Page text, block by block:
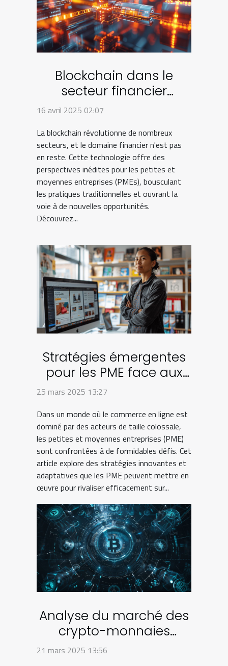
Blockchain dans le
secteur financier
innovations et impacts
16 avril 2025 02:07
La blockchain révolutionne de nombreux
secteurs, et le domaine financier n'est pas
en reste. Cette technologie offre des
perspectives inédites pour les petites et
moyennes entreprises (PMEs), bousculant
les pratiques traditionnelles et ouvrant la
voie à de nouvelles opportunités.
Découvrez...
Stratégies émergentes
pour les PME face aux
géants du commerce
25 mars 2025 13:27
Dans un monde où le commerce en ligne est
dominé par des acteurs de taille colossale,
les petites et moyennes entreprises (PME)
sont confrontées à de formidables défis. Cet
article explore des stratégies innovantes et
adaptatives que les PME peuvent mettre en
œuvre pour rivaliser efficacement sur...
Analyse du marché des
crypto-monnaies
alternatives aux géants
21 mars 2025 13:56